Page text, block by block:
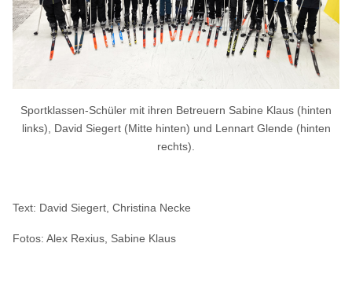
Sportklassen-Schüler mit ihren Betreuern Sabine Klaus (hinten
links), David Siegert (Mitte hinten) und Lennart Glende (hinten
rechts).
Text: David Siegert, Christina Necke
Fotos: Alex Rexius, Sabine Klaus